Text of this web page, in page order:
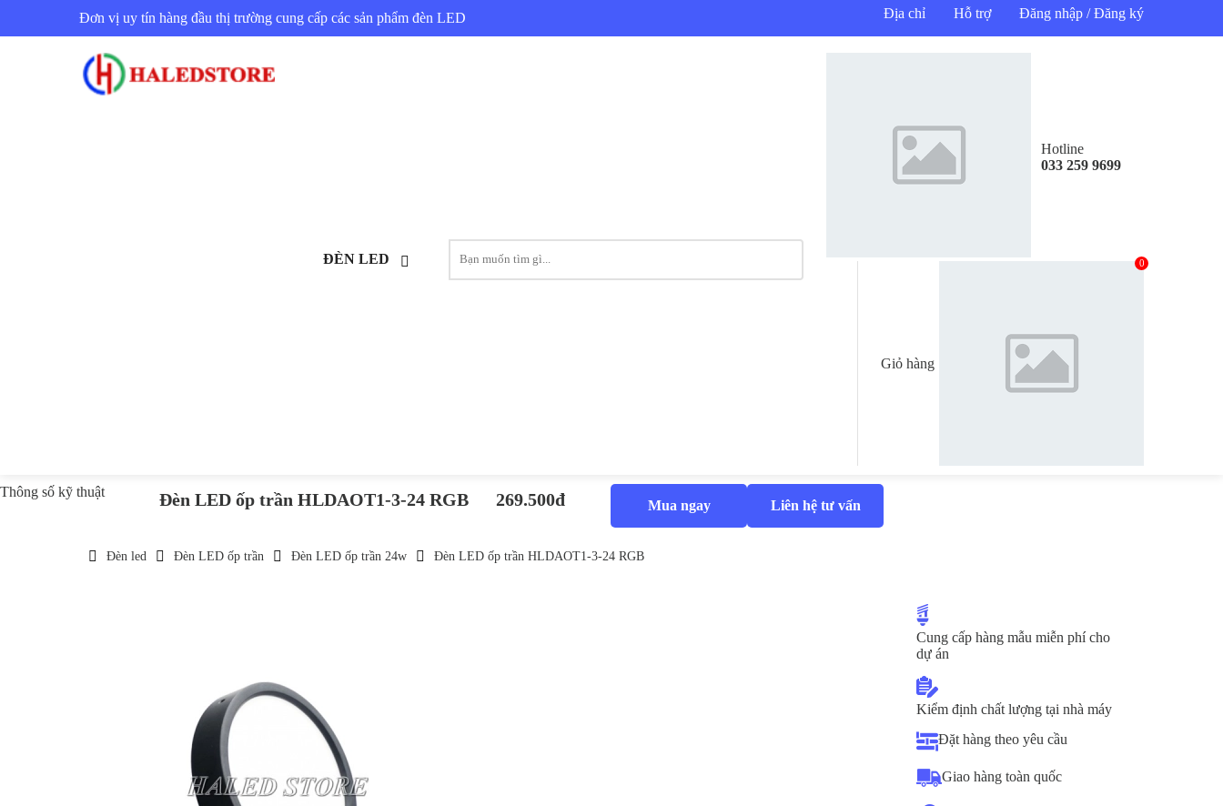
Đơn vị uy tín hàng đầu thị trường cung cấp các sản phẩm đèn LED Địa chỉ Hỗ trợ Đăng nhập / Đăng ký
ĐÈN LED
Hotline
033 259 9699
Giỏ hàng
0
Thông số kỹ thuật Đèn LED ốp trần HLDAOT1-3-24 RGB 269.500đ Mua ngay Liên hệ tư vấn
Đèn led Đèn LED ốp trần Đèn LED ốp trần 24w Đèn LED ốp trần HLDAOT1-3-24 RGB
Cung cấp hàng mẫu miễn phí cho
dự án
Kiểm định chất lượng tại nhà máy
Đặt hàng theo yêu cầu
Giao hàng toàn quốc